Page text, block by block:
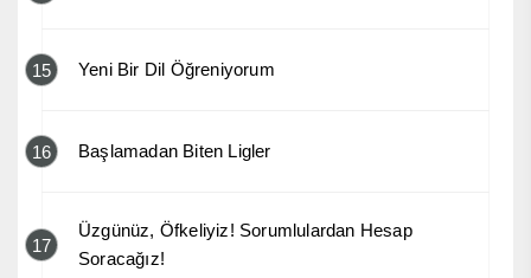
15 Yeni Bir Dil Öğreniyorum
16 Başlamadan Biten Ligler
17
Üzgünüz, Öfkeliyiz! Sorumlulardan Hesap
Soracağız!